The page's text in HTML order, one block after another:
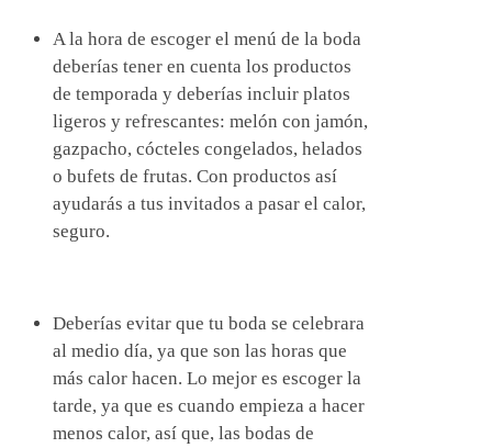
A la hora de escoger el menú de la boda
deberías tener en cuenta los productos
de temporada y deberías incluir platos
ligeros y refrescantes: melón con jamón,
gazpacho, cócteles congelados, helados
o bufets de frutas. Con productos así
ayudarás a tus invitados a pasar el calor,
seguro.
Deberías evitar que tu boda se celebrara
al medio día, ya que son las horas que
más calor hacen. Lo mejor es escoger la
tarde, ya que es cuando empieza a hacer
menos calor, así que, las bodas de